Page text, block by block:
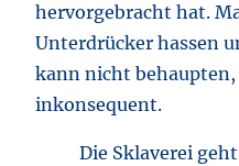
hervorgebracht hat.
Unterdrücker hassen
kann nicht
inkonsequent.
Die Sklaverei